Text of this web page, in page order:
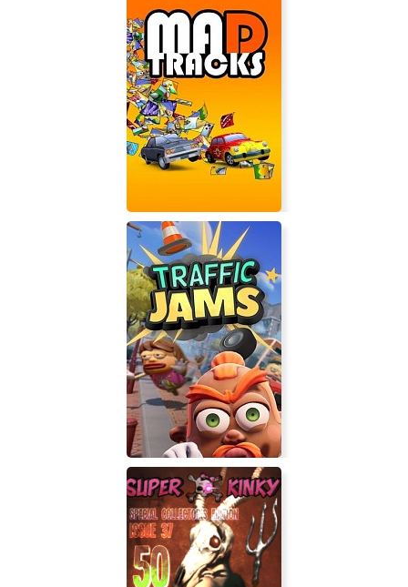
8089: The Next Action RPG
Mad Tracks: Заводные гонки